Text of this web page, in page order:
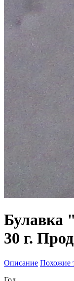
Булавка
30 г.
Описание Похожие